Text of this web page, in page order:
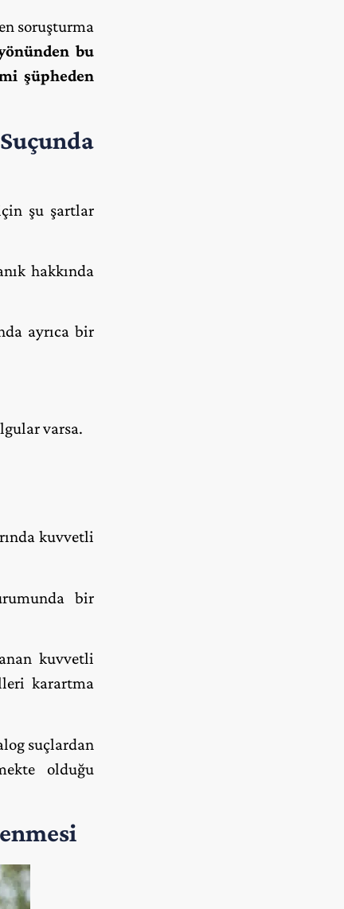
soruşturma
bu
şüpheden
şu şartlar
hakkında
ayrıca bir
varsa.
kuvvetli
bir
kuvvetli
karartma
suçlardan
olduğu